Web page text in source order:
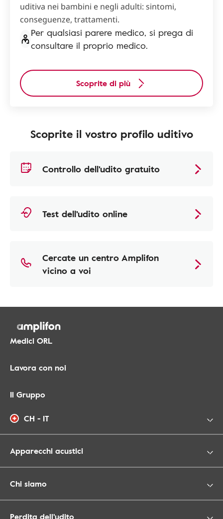
uditiva nei bambini e negli adulti: sintomi,
conseguenze, trattamenti.
Per qualsiasi parere medico, si prega di
consultare il proprio medico.
Scoprite di più
Scoprite il vostro profilo uditivo
Controllo dell'udito gratuito
Test dell'udito online
Cercate un centro Amplifon
vicino a voi
Medici ORL
Lavora con noi
Il Gruppo
CH - IT
Apparecchi acustici
Chi siamo
Perdita dell'udito